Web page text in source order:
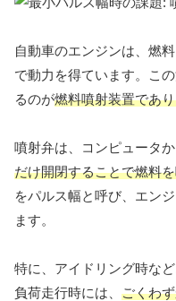
自動車のエンジンは、燃
で動力を得ています。こ
るのが燃料噴射装置であ
噴射弁は、コンピュータか
だけ開閉することで燃料
をパルス幅と呼び、エン
ます。
特に、アイドリング時な
負荷走行時には、 ごくわ